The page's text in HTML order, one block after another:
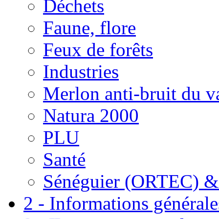
Déchets
Faune, flore
Feux de forêts
Industries
Merlon anti-bruit du
Natura 2000
PLU
Santé
Sénéguier (ORTEC)
2 - Informations